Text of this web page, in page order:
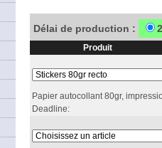
Délai de production :
Produit
Papier autocollant 80gr,
Deadline: